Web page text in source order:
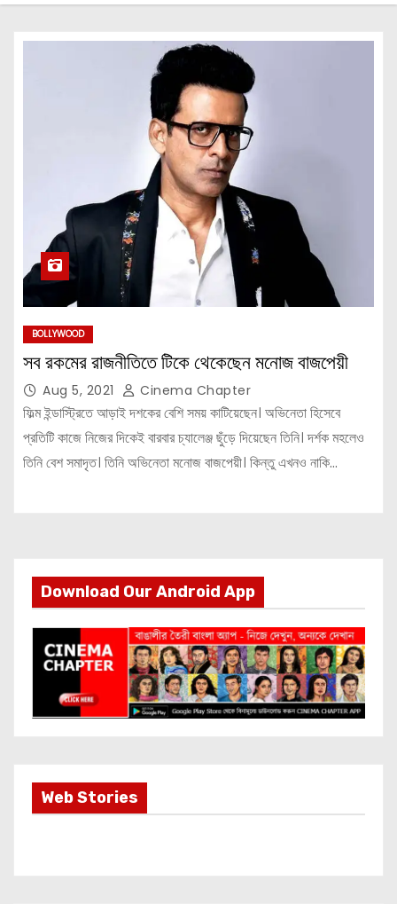
BOLLYWOOD
সব রকমের রাজনীতিতে টিকে থেকেছেন মনোজ বাজপেয়ী
Aug 5, 2021 Cinema Chapter
ফিল্ম ইন্ডাস্ট্রিতে আড়াই দশকের বেশি সময় কাটিয়েছেন। অভিনেতা হিসেবে
প্রতিটি কাজে নিজের দিকেই বারবার চ্যালেঞ্জ ছুঁড়ে দিয়েছেন তিনি। দর্শক মহলেও
তিনি বেশ সমাদৃত। তিনি অভিনেতা মনোজ বাজপেয়ী। কিন্তু এখনও নাকি…
Download Our Android App
Web StoriesMost Important
Info about